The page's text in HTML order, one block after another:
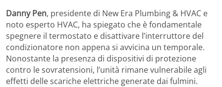
Danny Pen, presidente di New Era Plumbing & HVAC e
noto esperto HVAC, ha spiegato che è fondamentale
spegnere il termostato e disattivare l’interruttore del
condizionatore non appena si avvicina un temporale.
Nonostante la presenza di dispositivi di protezione
contro le sovratensioni, l’unità rimane vulnerabile agli
effetti delle scariche elettriche generate dai fulmini.